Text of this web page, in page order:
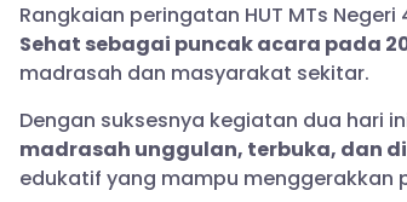
Rangkaian peringatan HUT MTs
Sehat sebagai puncak acara pada
madrasah dan masyarakat sekitar.
Dengan suksesnya kegiatan dua hari
madrasah unggulan, terbuka, dan
edukatif yang mampu menggerakkan